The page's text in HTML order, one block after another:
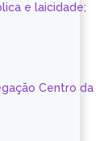
e laicidade;
Centro da